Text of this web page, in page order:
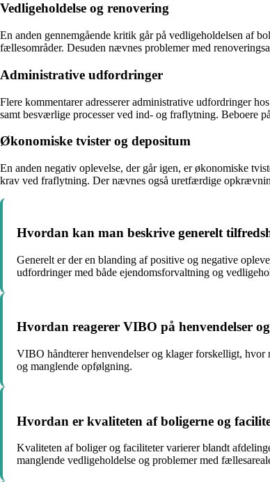
Vedligeholdelse og renovering
En anden gennemgående kritik går på vedligeholdelsen af
fællesområder. Desuden nævnes problemer med
Administrative udfordringer
Flere kommentarer adresserer administrative udfordringer
samt besværlige processer ved ind- og fraflytning. Beboere
Økonomiske tvister og depositum
En anden negativ oplevelse, der går igen, er økonomiske
krav ved fraflytning. Der nævnes også uretfærdige
Hvordan kan man beskrive generelt
Generelt er der en blanding af positive og negative
udfordringer med både ejendomsforvaltning og
Hvordan reagerer VIBO på henvendelser
VIBO håndterer henvendelser og klager forskelligt, hvor
og manglende opfølgning.
Hvordan er kvaliteten af boligerne og
Kvaliteten af boliger og faciliteter varierer blandt
manglende vedligeholdelse og problemer med